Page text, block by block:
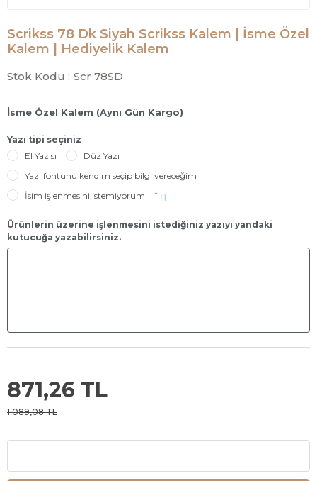
Scrikss 78 Dk Siyah Scrikss Kalem | İsme Özel
Kalem | Hediyelik Kalem
Stok Kodu : Scr 78SD
İsme Özel Kalem (Aynı Gün Kargo)
Yazı tipi seçiniz
El Yazısı
Düz Yazı
Yazı fontunu kendim seçip bilgi vereceğim
İsim işlenmesini istemiyorum
*
Ürünlerin üzerine işlenmesini istediğiniz yazıyı yandaki
kutucuğa yazabilirsiniz.
871,26 TL
1.089,08 TL